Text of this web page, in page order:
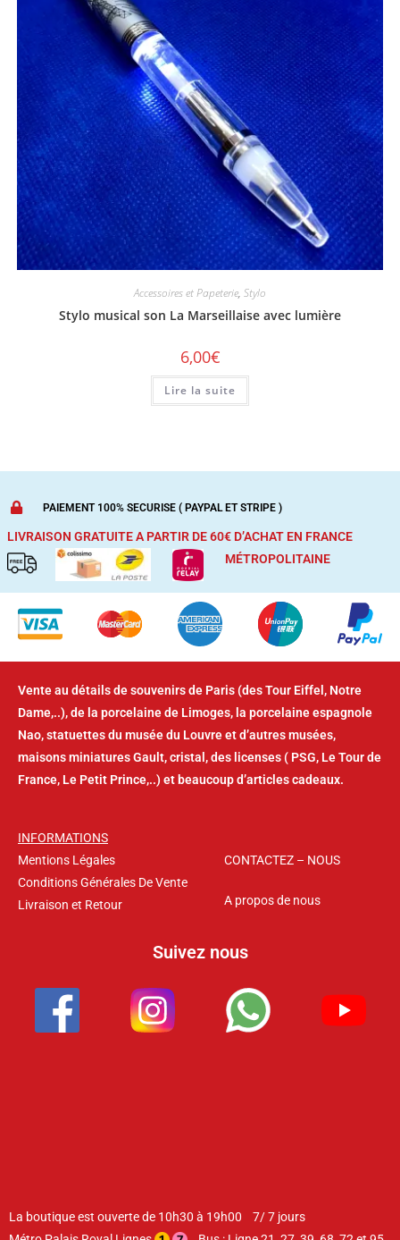
Accessoires et Papeterie, Stylo
Stylo musical son La Marseillaise avec lumière
6,00€
Lire la suite
PAIEMENT 100% SECURISE ( PAYPAL ET STRIPE )
LIVRAISON GRATUITE A PARTIR DE 60€ D’ACHAT EN FRANCE
MÉTROPOLITAINE
Vente au détails de souvenirs de Paris (des Tour Eiffel, Notre
Dame,..), de la porcelaine de Limoges, la porcelaine espagnole
Nao, statuettes du musée du Louvre et d’autres musées,
maisons miniatures Gault, cristal, des licenses ( PSG, Le Tour de
France, Le Petit Prince,..) et beaucoup d’articles cadeaux.
INFORMATIONS
Mentions Légales
Conditions Générales De Vente
Livraison et Retour
CONTACTEZ – NOUS
A propos de nous
Suivez nous
La boutique est ouverte de 10h30 à 19h00 7/ 7 jours